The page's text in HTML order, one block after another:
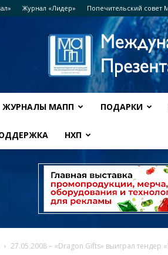
Журнал «Лидер» Попечительский совет
ЖУРНАЛЫ МАПП ПОДАРКИ
НХП
27.05.2008 – «Dragon Gifts» выиграл тендер